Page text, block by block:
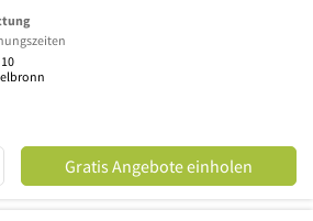
Gratis Angebote einholen